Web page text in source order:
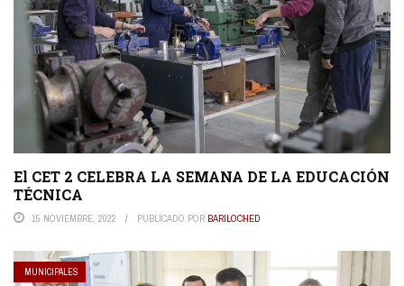
El CET 2 CELEBRA LA SEMANA DE LA EDUCACIÓN
TÉCNICA
15 NOVIEMBRE, 2022 PUBLICADO POR BARILOCHED
MUNICIPALES